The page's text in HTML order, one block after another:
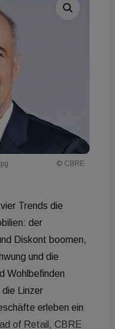
© CBRE
Trends die
der
Diskont boomen,
und die
Wohlbefinden
Linzer
erleben ein
of Retail, CBRE